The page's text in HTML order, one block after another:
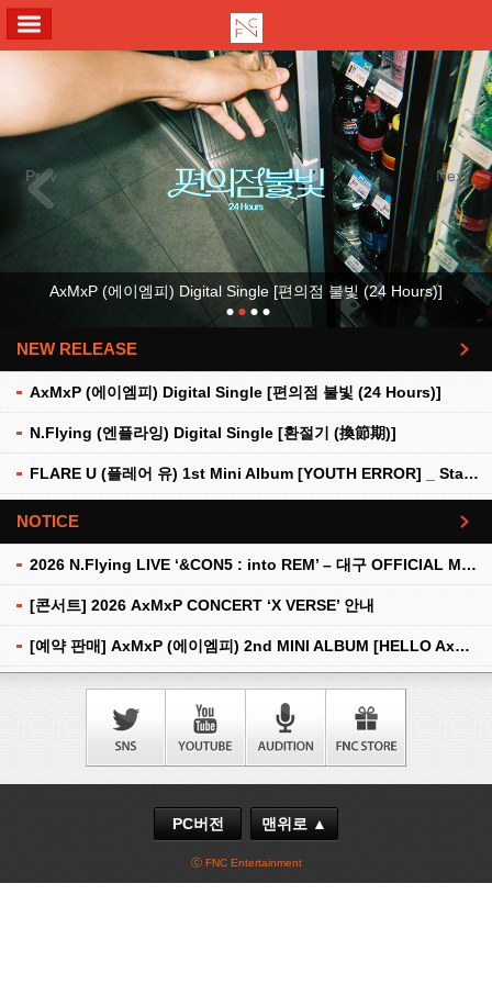
Previous Next
AxMxP (에이엠피) Digital Single [편의점 불빛 (24 Hours)]
NEW RELEASE
AxMxP (에이엠피) Digital Single [편의점 불빛 (24 Hours)]
N.Flying (엔플라잉) Digital Single [환절기 (換節期)]
FLARE U (플레어 유) 1st Mini Album [YOUTH ERROR] _ Stationery Kit Ver.
더보기
NOTICE
2026 N.Flying LIVE ‘&CON5 : into REM’ – 대구 OFFICIAL MD 현장 판매 안내
[콘서트] 2026 AxMxP CONCERT ‘X VERSE’ 안내
[예약 판매] AxMxP (에이엠피) 2nd MINI ALBUM [HELLO AxMxP] 예약 판매 안내
더보기
PC버전 맨위로 ▲
ⓒ FNC Entertainment